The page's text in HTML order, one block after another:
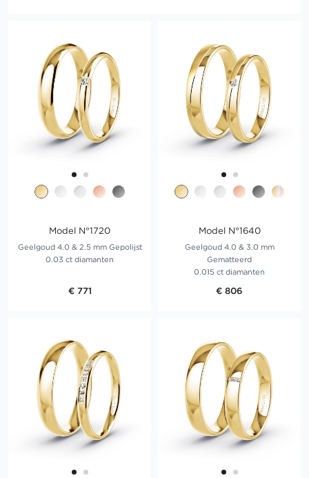
Model N°1720
Geelgoud 4.0 & 2.5 mm Gepolijst
0.03 ct diamanten
€ 771
Model N°1640
Geelgoud 4.0 & 3.0 mm
Gematteerd
0.015 ct diamanten
€ 806